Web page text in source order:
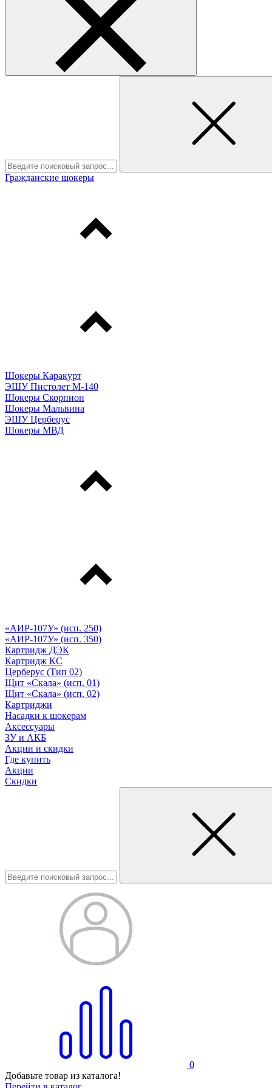
Гражданские шокеры
Шокеры Каракурт
ЭШУ Пистолет М-140
Шокеры Скорпион
Шокеры Мальвина
ЭШУ Церберус
Шокеры МВД
«АИР-107У» (исп. 250)
«АИР-107У» (исп. 350)
Картридж ДЭК
Картридж КС
Церберус (Тип 02)
Щит «Скала» (исп. 01)
Щит «Скала» (исп. 02)
Картриджи
Насадки к шокерам
Аксессуары
ЗУ и АКБ
Акции и скидки
Где купить
Акции
Скидки
0
Добавьте товар из каталога!